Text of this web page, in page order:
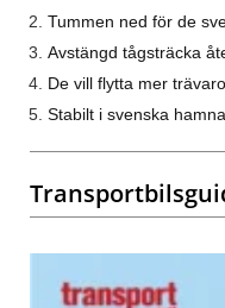
Tummen ned för de
Avstängd tågsträcka
De vill flytta mer
Stabilt i svenska